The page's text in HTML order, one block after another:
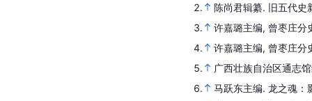
2.
陈尚君辑纂. 旧五代史
3.
许嘉璐主编, 曾枣庄分
4.
许嘉璐主编, 曾枣庄分
5.
广西壮族自治区通志
6.
马跃东主编. 龙之魂：